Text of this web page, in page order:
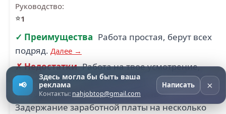
Руководство:
⭐1
✓ Преимущества Работа простая, берут всех
подряд. Далее →
✗ Недостатки Работа на твое усмотрение,
официальное трудоустройство
и неофициальное трудоустройство.
Задержание заработной платы на несколько
📢
Здесь могла бы быть ваша
реклама
Контакты: nahjobtop@gmail.com
Написать ×